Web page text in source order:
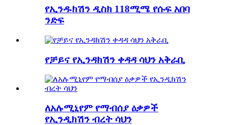
የኢንዱክሽን ዲስክ 118ሚሜ የሱፍ አበባ
ንድፍ
የቻይና የኢንዳክሽን ቀዳዳ ሳህን አቅራቢ
ለአሉሚኒየም የማብሰያ ዕቃዎች
የኢንዲክሽን ብረት ሳህን